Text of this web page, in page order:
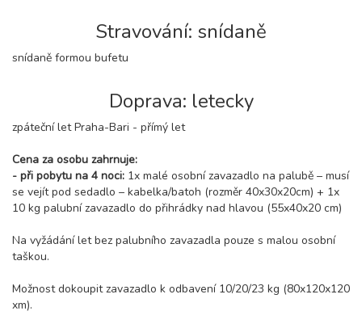
Stravování: snídaně
snídaně formou bufetu
Doprava: letecky
zpáteční let Praha-Bari - přímý let
Cena za osobu zahrnuje:
- při pobytu na 4 noci: 1x malé osobní zavazadlo na palubě – musí
se vejít pod sedadlo – kabelka/batoh (rozměr 40x30x20cm) + 1x
10 kg palubní zavazadlo do přihrádky nad hlavou (55x40x20 cm)
Na vyžádání let bez palubního zavazadla pouze s malou osobní
taškou.
Možnost dokoupit zavazadlo k odbavení 10/20/23 kg (80x120x120
xm).